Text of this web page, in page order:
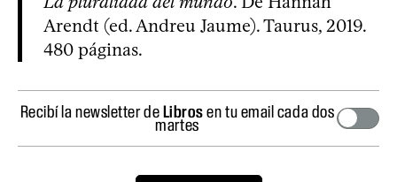
Arendt (ed. Andreu Jaume). Taurus, 2019.
480 páginas.
Recibí la newsletter deLibrosen tu email cada dos
martes